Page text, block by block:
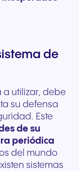
de
a utilizar, debe
su defensa
Este
de su
periódica
del mundo
sistemas